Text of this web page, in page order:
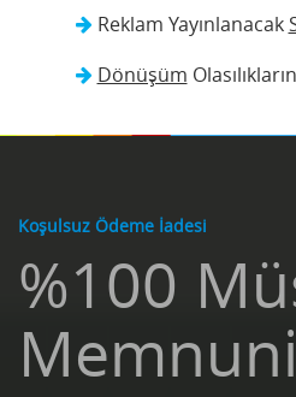
Reklam Yayınlanacak
Dönüşüm
Koşulsuz Ödeme İadesi
%100